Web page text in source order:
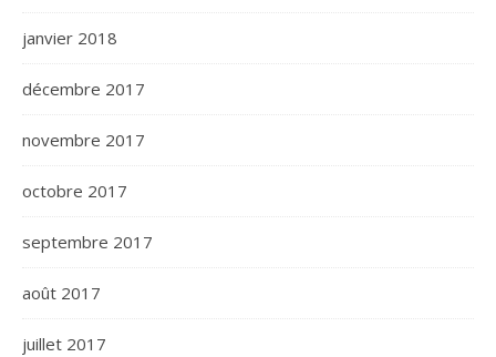
janvier 2018
décembre 2017
novembre 2017
octobre 2017
septembre 2017
août 2017
juillet 2017